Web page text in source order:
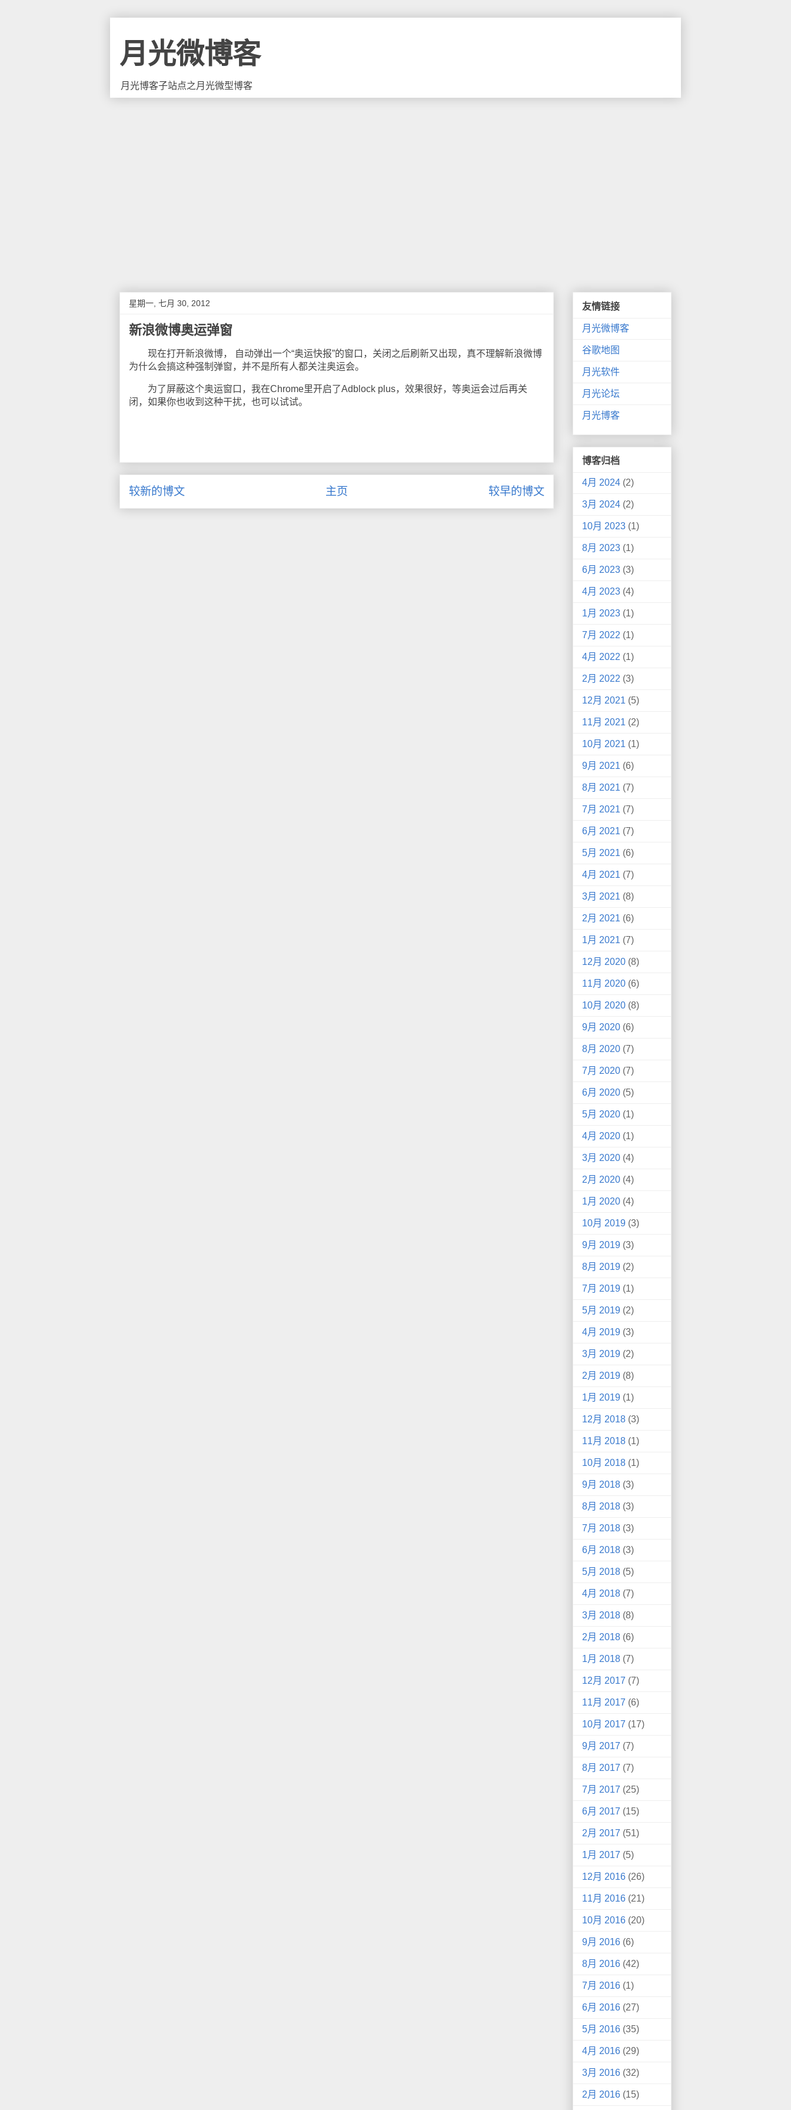
月光微博客
月光博客子站点之月光微型博客
星期一, 七月 30, 2012
新浪微博奥运弹窗
现在打开新浪微博， 自动弹出一个“奥运快报”的窗口，关闭之后刷新又出现，真不理解新浪微博
为什么会搞这种强制弹窗，并不是所有人都关注奥运会。
为了屏蔽这个奥运窗口，我在Chrome里开启了Adblock plus，效果很好，等奥运会过后再关
闭，如果你也收到这种干扰，也可以试试。
较新的博文 较早的博文
主页
友情链接
月光微博客
谷歌地图
月光软件
月光论坛
月光博客
博客归档
4月 2024 (2)
3月 2024 (2)
10月 2023 (1)
8月 2023 (1)
6月 2023 (3)
4月 2023 (4)
1月 2023 (1)
7月 2022 (1)
4月 2022 (1)
2月 2022 (3)
12月 2021 (5)
11月 2021 (2)
10月 2021 (1)
9月 2021 (6)
8月 2021 (7)
7月 2021 (7)
6月 2021 (7)
5月 2021 (6)
4月 2021 (7)
3月 2021 (8)
2月 2021 (6)
1月 2021 (7)
12月 2020 (8)
11月 2020 (6)
10月 2020 (8)
9月 2020 (6)
8月 2020 (7)
7月 2020 (7)
6月 2020 (5)
5月 2020 (1)
4月 2020 (1)
3月 2020 (4)
2月 2020 (4)
1月 2020 (4)
10月 2019 (3)
9月 2019 (3)
8月 2019 (2)
7月 2019 (1)
5月 2019 (2)
4月 2019 (3)
3月 2019 (2)
2月 2019 (8)
1月 2019 (1)
12月 2018 (3)
11月 2018 (1)
10月 2018 (1)
9月 2018 (3)
8月 2018 (3)
7月 2018 (3)
6月 2018 (3)
5月 2018 (5)
4月 2018 (7)
3月 2018 (8)
2月 2018 (6)
1月 2018 (7)
12月 2017 (7)
11月 2017 (6)
10月 2017 (17)
9月 2017 (7)
8月 2017 (7)
7月 2017 (25)
6月 2017 (15)
2月 2017 (51)
1月 2017 (5)
12月 2016 (26)
11月 2016 (21)
10月 2016 (20)
9月 2016 (6)
8月 2016 (42)
7月 2016 (1)
6月 2016 (27)
5月 2016 (35)
4月 2016 (29)
3月 2016 (32)
2月 2016 (15)